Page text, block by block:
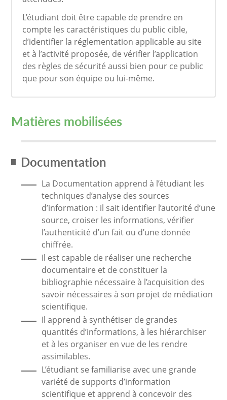
L’étudiant doit être capable de prendre en
compte les caractéristiques du public cible,
d’identifier la réglementation applicable au site
et à l’activité proposée, de vérifier l’application
des règles de sécurité aussi bien pour ce public
que pour son équipe ou lui-même.
Matières mobilisées
Documentation
La Documentation apprend à l’étudiant les
techniques d’analyse des sources
d’information : il sait identifier l’autorité d’une
source, croiser les informations, vérifier
l’authenticité d’un fait ou d’une donnée
chiffrée.
Il est capable de réaliser une recherche
documentaire et de constituer la
bibliographie nécessaire à l’acquisition des
savoir nécessaires à son projet de médiation
scientifique.
Il apprend à synthétiser de grandes
quantités d’informations, à les hiérarchiser
et à les organiser en vue de les rendre
assimilables.
L’étudiant se familiarise avec une grande
variété de supports d’information
scientifique et apprend à concevoir des